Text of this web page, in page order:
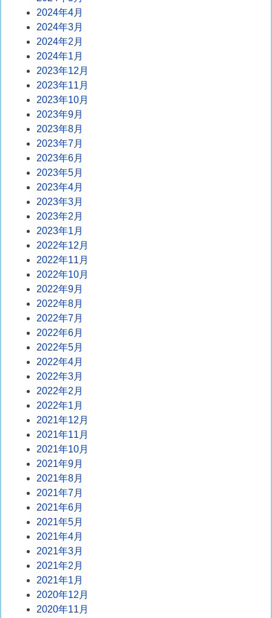
2024年4月
2024年3月
2024年2月
2024年1月
2023年12月
2023年11月
2023年10月
2023年9月
2023年8月
2023年7月
2023年6月
2023年5月
2023年4月
2023年3月
2023年2月
2023年1月
2022年12月
2022年11月
2022年10月
2022年9月
2022年8月
2022年7月
2022年6月
2022年5月
2022年4月
2022年3月
2022年2月
2022年1月
2021年12月
2021年11月
2021年10月
2021年9月
2021年8月
2021年7月
2021年6月
2021年5月
2021年4月
2021年3月
2021年2月
2021年1月
2020年12月
2020年11月